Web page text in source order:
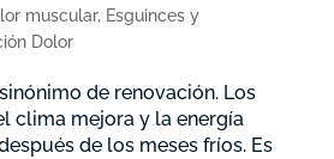
muscular, Esguinces y
Dolor
de renovación. Los
clima mejora y la energía
de los meses fríos. Es